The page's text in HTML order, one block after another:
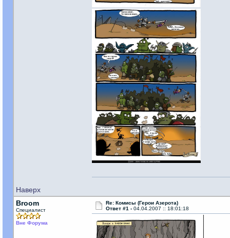
Наверх
Broom
Специалист
Вне Форума
Re: Комисы (Герои Азерота)
Ответ #1 - 04.04.2007 :: 18:01:18